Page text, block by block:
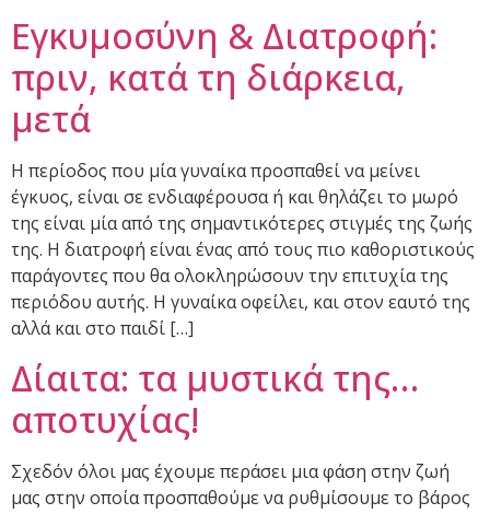
Εγκυμοσύνη & Διατροφή:
πριν, κατά τη διάρκεια,
μετά
Η περίοδος που μία γυναίκα προσπαθεί να μείνει
έγκυος, είναι σε ενδιαφέρουσα ή και θηλάζει το μωρό
της είναι μία από της σημαντικότερες στιγμές της ζωής
της. Η διατροφή είναι ένας από τους πιο καθοριστικούς
παράγοντες που θα ολοκληρώσουν την επιτυχία της
περιόδου αυτής. Η γυναίκα οφείλει, και στον εαυτό της
αλλά και στο παιδί […]
Δίαιτα: τα μυστικά της…
αποτυχίας!
Σχεδόν όλοι μας έχουμε περάσει μια φάση στην ζωή
μας στην οποία προσπαθούμε να ρυθμίσουμε το βάρος